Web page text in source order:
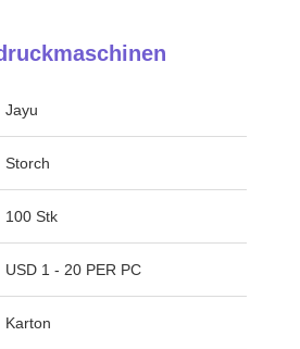
Jayu
Storch
100 Stk
USD 1 - 20 PER PC
Karton